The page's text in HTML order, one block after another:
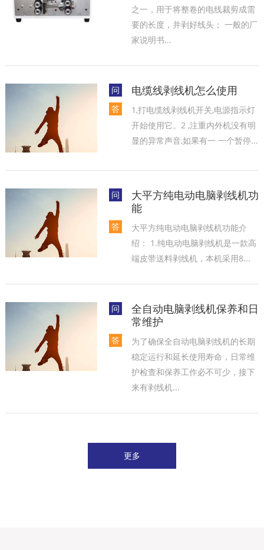
之一，用于将整卷的电线裁剪成需
要的长度，并剥好线头； 一般的厂
家说明书...
问 电缆线剥线机怎么使用
答
1,打电缆线剥线机开关,电源指示灯
开始使用它。2 ,注重内外机没有明
显的异常声音,如果有一 一个暂停...
问
大平方纯电动电脑剥线机功
能
答
大平方纯电动电脑剥线机功能介
绍： 1.纯电动电脑剥线机是一款高
端皮带送料剥线机，本机采用8...
问
全自动电脑剥线机保养和日
常维护
答
为了确保全自动电脑剥线机的长期
稳定运行和延长使用寿命，日常维
护检查和保养工作必不可少，接下
来有剥线机...
更多